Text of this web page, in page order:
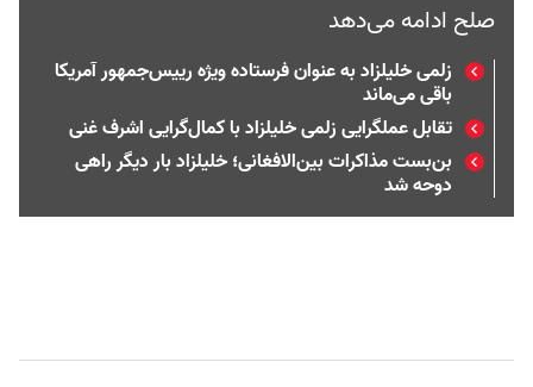
صلح ادامه می‌دهد
زلمی خلیلزاد به عنوان فرستاده ویژه رییس‌جمهور آمریکا
باقی می‌ماند
تقابل عملگرایی زلمی خلیلزاد با کمال‌گرایی اشرف غنی
بن‌بست مذاکرات بین‌الافغانی؛ خلیلزاد بار دیگر راهی
دوحه شد